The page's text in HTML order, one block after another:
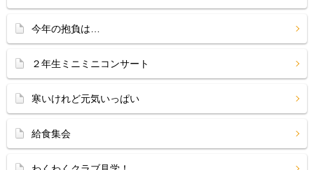
今年の抱負は…
２年生ミニミニコンサート
寒いけれど元気いっぱい
給食集会